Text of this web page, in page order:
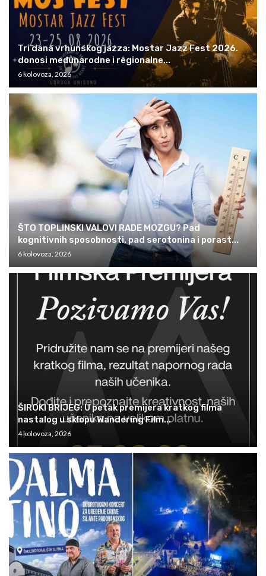
Tri dana vrhunskog jazza: Mostar Jazz Fest 2026.
donosi međunarodne i regionalne...
6 kolovoza, 2026
ŠTO TOPLINSKI VALOVI RADE MOZGU? Pad
kognitivnih sposobnosti, pad serotonina i porast...
6 kolovoza, 2026
ŠIROKI BRIJEG: U petak premijera kratkog filma
nastalog u sklopu Wandering Film...
4 kolovoza, 2026